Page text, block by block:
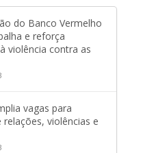
do Banco Vermelho
e reforça
violência contra as
vagas para
violências e